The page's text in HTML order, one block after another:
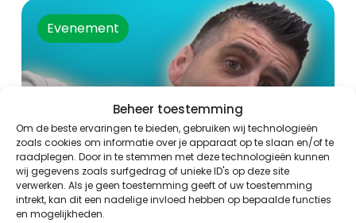
Beheer toestemming
Om de beste ervaringen te bieden, gebruiken wij technologieën
zoals cookies om informatie over je apparaat op te slaan en/of te
raadplegen. Door in te stemmen met deze technologieën kunnen
wij gegevens zoals surfgedrag of unieke ID's op deze site
verwerken. Als je geen toestemming geeft of uw toestemming
intrekt, kan dit een nadelige invloed hebben op bepaalde functies
en mogelijkheden.
Evenement